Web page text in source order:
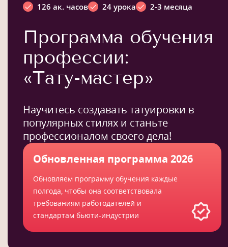
126 ак. часов 24 урока 2-3 месяца
Программа обучения
профессии:
«Тату-мастер»
Научитесь создавать татуировки в
популярных стилях и станьте
профессионалом своего дела!
Обновленная программа 2026
Обновляем программу обучения каждые
полгода, чтобы она соответствовала
требованиям работодателей и
стандартам бьюти-индустрии